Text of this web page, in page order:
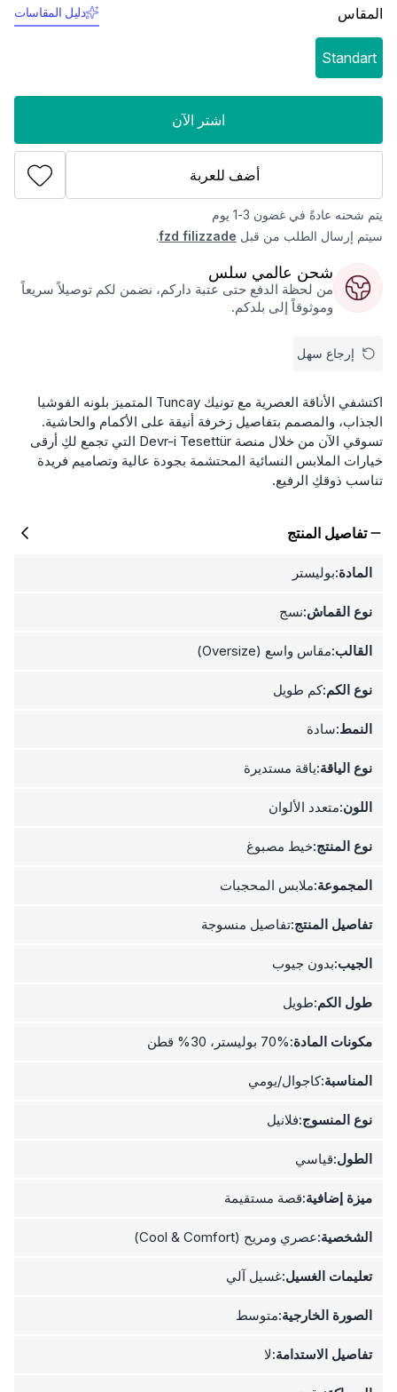
المقاس دليل المقاسات
Standart
اشتر الآن
أضف للعربة
يتم شحنه عادةً في غضون 3-1 يوم
سيتم إرسال الطلب من قبل fzd filizzade
.
شحن عالمي سلس
من لحظة الدفع حتى عتبة داركم، نضمن لكم توصيلاً سريعاً
وموثوقاً إلى بلدكم.
إرجاع سهل
اكتشفي الأناقة العصرية مع تونيك Tuncay المتميز بلونه الفوشيا
الجذاب، والمصمم بتفاصيل زخرفة أنيقة على الأكمام والحاشية.
تسوقي الآن من خلال منصة Devr-i Tesettür التي تجمع لكِ أرقى
خيارات الملابس النسائية المحتشمة بجودة عالية وتصاميم فريدة
تناسب ذوقكِ الرفيع.
تفاصيل المنتج
المادة:بوليستر
نوع القماش:نسج
القالب:مقاس واسع (Oversize)
نوع الكم:كم طويل
النمط:سادة
نوع الياقة:ياقة مستديرة
اللون:متعدد الألوان
نوع المنتج:خيط مصبوغ
المجموعة:ملابس المحجبات
تفاصيل المنتج:تفاصيل منسوجة
الجيب:بدون جيوب
طول الكم:طويل
مكونات المادة:70% بوليستر، 30% قطن
المناسبة:كاجوال/يومي
نوع المنسوج:فلانيل
الطول:قياسي
ميزة إضافية:قصة مستقيمة
الشخصية:عصري ومريح (Cool & Comfort)
تعليمات الغسيل:غسيل آلي
الصورة الخارجية:متوسط
تفاصيل الاستدامة:لا